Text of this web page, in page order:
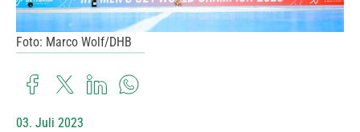
Foto: Marco Wolf/DHB
03. Juli 2023